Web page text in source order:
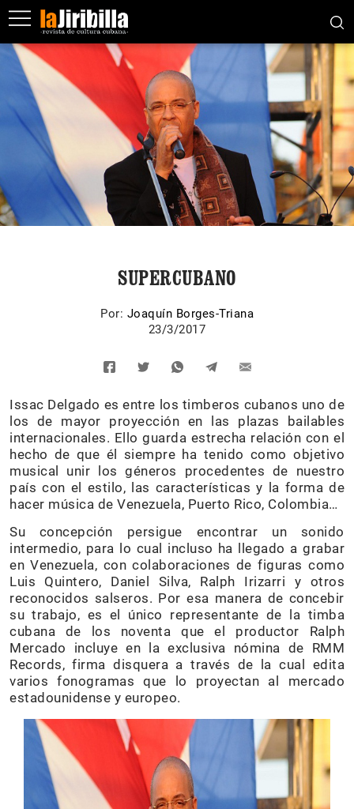
SUPERCUBANO
Por: Joaquín Borges-Triana
23/3/2017
Issac Delgado es entre los timberos cubanos uno de
los de mayor proyección en las plazas bailables
internacionales. Ello guarda estrecha relación con el
hecho de que él siempre ha tenido como objetivo
musical unir los géneros procedentes de nuestro
país con el estilo, las características y la forma de
hacer música de Venezuela, Puerto Rico, Colombia…
Su concepción persigue encontrar un sonido
intermedio, para lo cual incluso ha llegado a grabar
en Venezuela, con colaboraciones de figuras como
Luis Quintero, Daniel Silva, Ralph Irizarri y otros
reconocidos salseros. Por esa manera de concebir
su trabajo, es el único representante de la timba
cubana de los noventa que el productor Ralph
Mercado incluye en la exclusiva nómina de RMM
Records, firma disquera a través de la cual edita
varios fonogramas que lo proyectan al mercado
estadounidense y europeo.